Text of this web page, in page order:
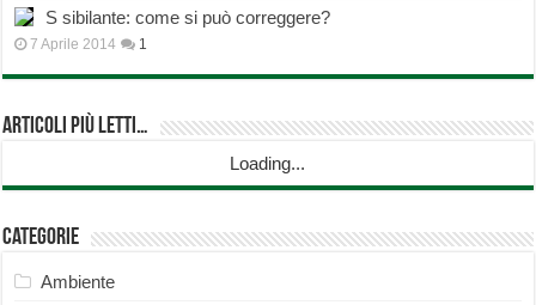
S sibilante: come si può correggere?
7 Aprile 2014 1
Articoli più Letti…
Loading...
Categorie
Ambiente